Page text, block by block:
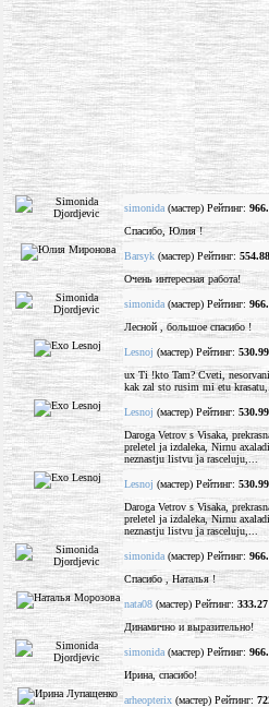
simonida (мастер) Рейтинг:
Спасибо, Юлия !
Barsyk (мастер) Рейтинг: 554.88
Очень интересная работа!
simonida (мастер) Рейтинг:
Лесной , большое спасибо !
Lesnoj (мастер) Рейтинг: 530.99
ux Ti !kto Tam? Cveti,
kak zal sto rusim mi etu
Lesnoj (мастер) Рейтинг: 530.99
Daroga Vetrov s Visaka,
preletel ja izdaleka, Nirnu
neznastju listvu ja rasceluju,...
Lesnoj (мастер) Рейтинг: 530.99
Daroga Vetrov s Visaka,
preletel ja izdaleka, Nirnu
neznastju listvu ja rasceluju,...
simonida (мастер) Рейтинг:
Спасибо , Наталья !
nata08 (мастер) Рейтинг: 333.27
Динамично и выразительно!
simonida (мастер) Рейтинг:
Ирина, спасибо!
arheopterix (мастер) Рейтинг: